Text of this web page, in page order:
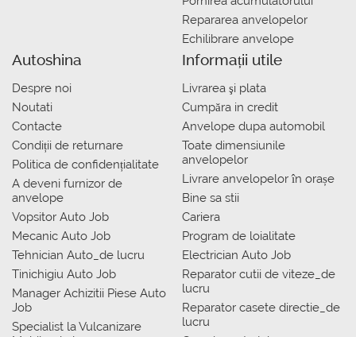
Repararea anvelopelor
Echilibrare anvelope
Autoshina
Despre noi
Noutati
Contacte
Condiții de returnare
Politica de confidențialitate
A deveni furnizor de
anvelope
Vopsitor Auto Job
Mecanic Auto Job
Tehnician Auto_de lucru
Tinichigiu Auto Job
Manager Achizitii Piese Auto
Job
Specialist la Vulcanizare
Informații utile
Livrarea şi plata
Сumpăra in credit
Anvelope dupa automobil
Toate dimensiunile
anvelopelor
Livrare anvelopelor în orașe
Bine sa stii
Cariera
Program de loialitate
Electrician Auto Job
Reparator cutii de viteze_de
lucru
Reparator casete directie_de
lucru